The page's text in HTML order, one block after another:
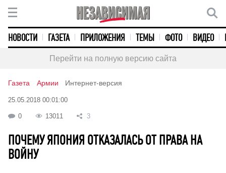
НОВОСТИ ГАЗЕТА ПРИЛОЖЕНИЯ ТЕМЫ ФОТО ВИДЕО
Перейти на полную версию сайта
Газета Армии Интернет-версия
25.05.2018 00:01:00
0 13011 3
ПОЧЕМУ ЯПОНИЯ ОТКАЗАЛАСЬ ОТ ПРАВА НА
ВОЙНУ